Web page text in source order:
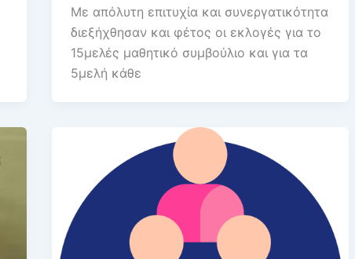
Με απόλυτη επιτυχία και συνεργατικότητα
διεξήχθησαν και φέτος οι εκλογές για το
15μελές μαθητικό συμβούλιο και για τα
5μελή κάθε